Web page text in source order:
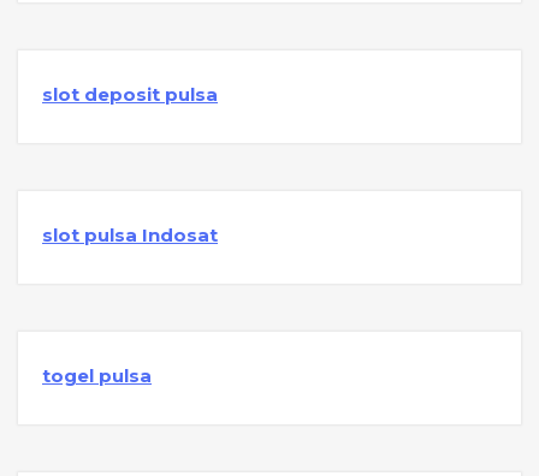
slot deposit pulsa
slot pulsa Indosat
togel pulsa